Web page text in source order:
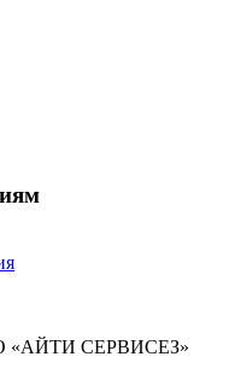
«АЙТИ СЕРВИСЕЗ»